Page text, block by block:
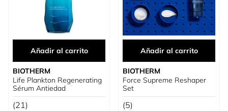
Añadir al carrito
BIOTHERM
Life Plankton Regenerating
Sérum Antiedad
(21)
Añadir al carrito
BIOTHERM
Force Supreme Reshaper
Set
(5)